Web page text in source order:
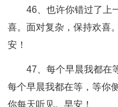
46、也许你错过了上
喜。面对复杂，保持欢喜
安！
47、每个早晨我都在
每个早晨我都在等，等你
你每天听见。早安！